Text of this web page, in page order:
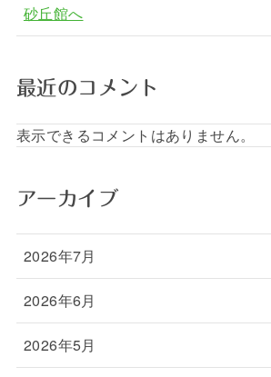
砂丘館へ
最近のコメント
表示できるコメントはありません。
アーカイブ
2026年7月
2026年6月
2026年5月